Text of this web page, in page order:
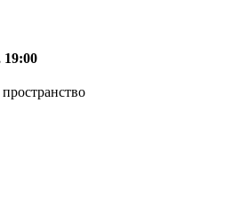
19:00